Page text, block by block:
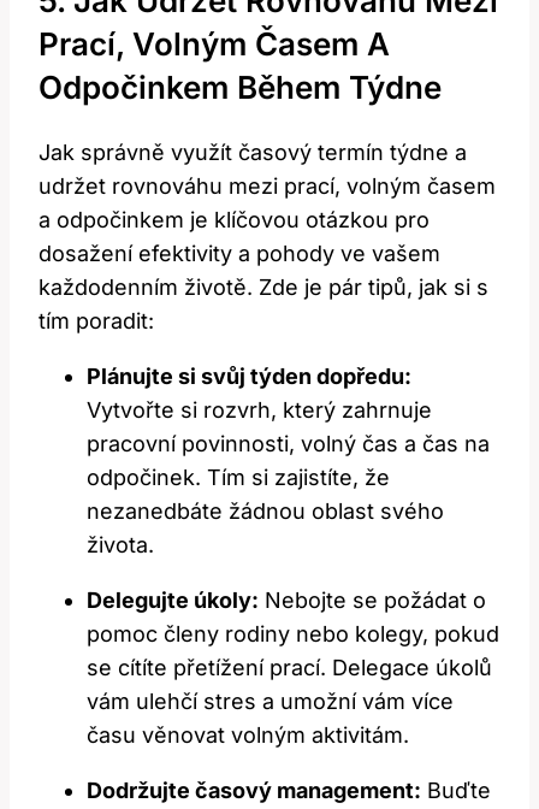
Prací, Volným Časem A
Odpočinkem Během Týdne
Jak správně využít časový termín týdne a
udržet rovnováhu mezi prací, volným časem
a odpočinkem je klíčovou otázkou pro
dosažení efektivity a pohody ve vašem
každodenním životě. Zde je pár tipů, jak si s
tím poradit:
Plánujte si svůj týden dopředu:
Vytvořte si rozvrh, který zahrnuje
pracovní povinnosti, volný čas a čas na
odpočinek. Tím si zajistíte, že
nezanedbáte žádnou oblast svého
života.
Delegujte úkoly: Nebojte se požádat o
pomoc členy rodiny nebo kolegy, pokud
se cítíte přetížení prací. Delegace úkolů
vám ulehčí stres a umožní vám více
času věnovat volným aktivitám.
Dodržujte časový management: Buďte